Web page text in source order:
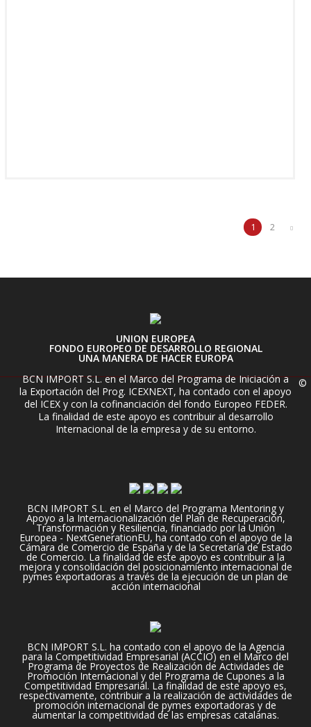
1 2
UNION EUROPEA
FONDO EUROPEO DE DESARROLLO REGIONAL
UNA MANERA DE HACER EUROPA
BCN IMPORT S.L. en el Marco del Programa de Iniciación a
la Exportación del Prog. ICEXNEXT, ha contado con el apoyo
del ICEX y con la cofinanciación del fondo Europeo FEDER.
La finalidad de este apoyo es contribuir al desarrollo
Internacional de la empresa y de su entorno.
BCN IMPORT S.L. en el Marco del Programa Mentoring y
Apoyo a la Internacionalización del Plan de Recuperación,
Transformación y Resiliencia, financiado por la Unión
Europea - NextGenerationEU, ha contado con el apoyo de la
Cámara de Comercio de España y de la Secretaría de Estado
de Comercio. La finalidad de este apoyo es contribuir a la
mejora y consolidación del posicionamiento internacional de
pymes exportadoras a través de la ejecución de un plan de
acción internacional
BCN IMPORT S.L. ha contado con el apoyo de la Agencia
para la Competitividad Empresarial (ACCIO) en el Marco del
Programa de Proyectos de Realización de Actividades de
Promoción Internacional y del Programa de Cupones a la
Competitividad Empresarial. La finalidad de este apoyo es,
respectivamente, contribuir a la realización de actividades de
promoción internacional de pymes exportadoras y de
aumentar la competitividad de las empresas catalanas.
©